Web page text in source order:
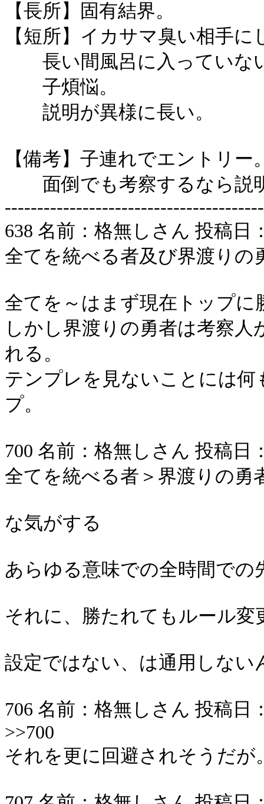
【長所】固有結界。
【短所】イカサマ臭い相手
長い間風呂に入っていな
子煩悩。
説明が異様に長い。
【備考】子連れでエントリー
面倒でも考察するなら説
638 名前：格無しさん 投稿日
全てを統べる者及び界渡りの
全てを～はまず現在トップに
しかし界渡りの勇者は考察
れる。
テンプレを見ないことには
プ。
700 名前：格無しさん 投稿日
全てを統べる者＞界渡りの勇
な気がする
あらゆる意味での全時間での
それに、勝たれてもルール
設定ではない、は通用しない
706 名前：格無しさん 投稿日
>>700
それを更に回避されそうだが